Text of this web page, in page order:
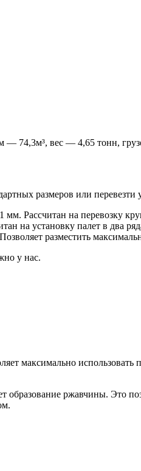
— 74,3м³, вес — 4,65 тонн,
размеров или
Рассчитан на перевозку
на установку палет в два
разместить
у нас.
максимально использовать
ржавчины. Это